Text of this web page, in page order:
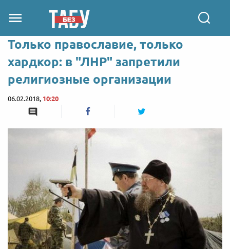
Только православие, только
хардкор: в "ЛНР" запретили
религиозные организации
06.02.2018, 10:20